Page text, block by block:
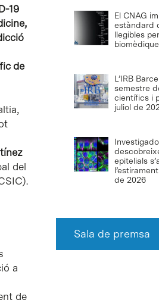
19
de
del
a
de
El CNAG
estàndard
llegibles
L’IRB
semestre
científics i
juliol de
epitelials
de 2026
Sala de premsa